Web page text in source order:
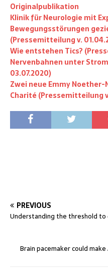
Originalpublikation
Klinik für Neurologie mit
Bewegungsstörungen
(Pressemitteilung v.
Wie entstehen Tics?
Nervenbahnen unter
03.07.2020)
Zwei neue Emmy
Charité (Pressemitteilung
PREVIOUS
Understanding the threshold to
Brain pacemaker could